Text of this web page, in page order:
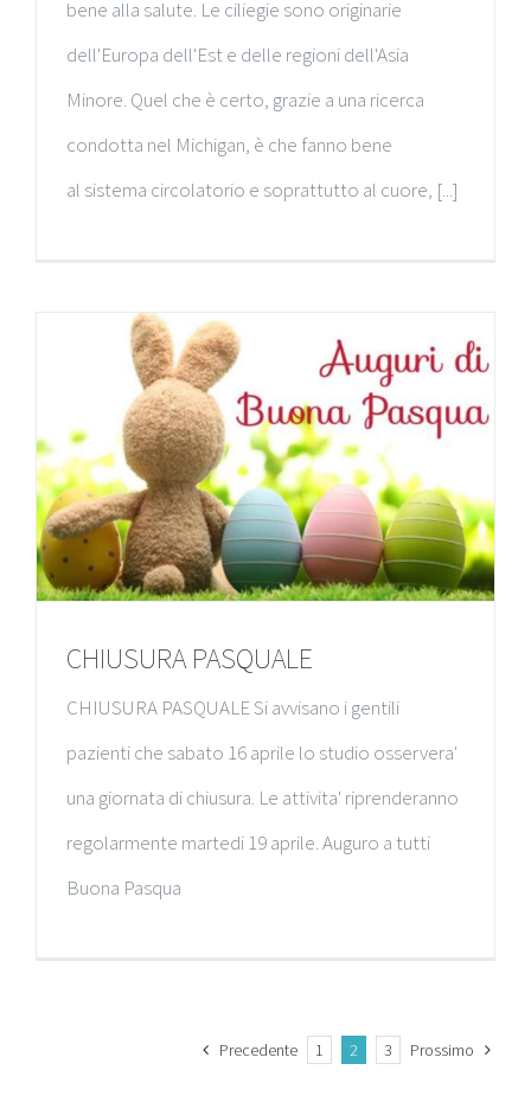
bene alla salute. Le ciliegie sono originarie
dell'Europa dell'Est e delle regioni dell'Asia
Minore. Quel che è certo, grazie a una ricerca
condotta nel Michigan, è che fanno bene
al sistema circolatorio e soprattutto al cuore, [...]
CHIUSURA PASQUALE
CHIUSURA PASQUALE Si avvisano i gentili
pazienti che sabato 16 aprile lo studio osservera'
una giornata di chiusura. Le attivita' riprenderanno
regolarmente martedi 19 aprile. Auguro a tutti
Buona Pasqua
Precedente 1 2 3 Prossimo